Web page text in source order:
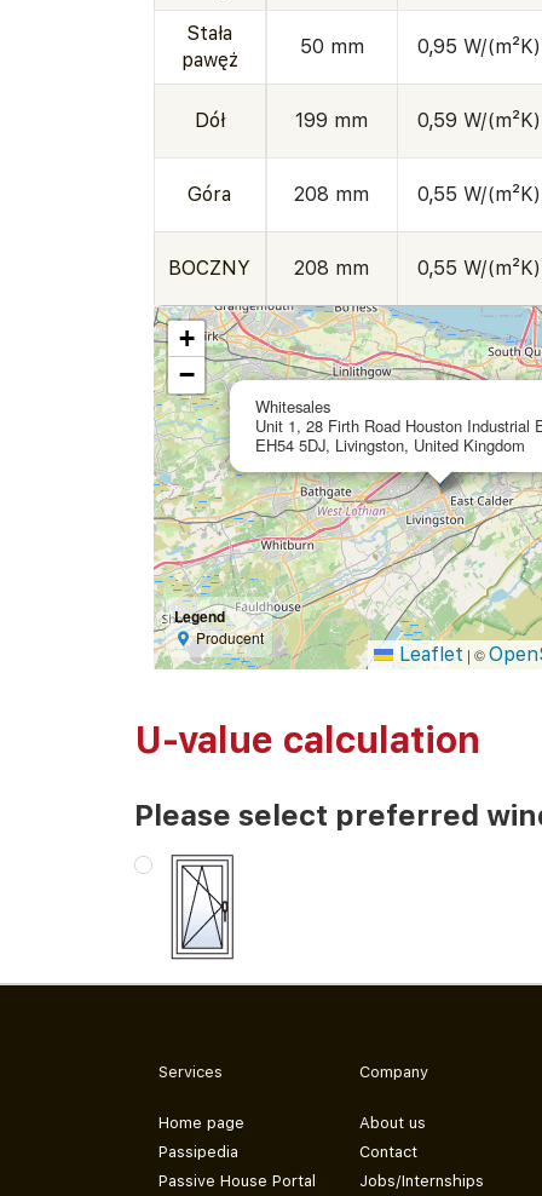
Stała
pawęż
50 mm 0,95 W/(m²K)
Dół 199 mm 0,59 W/(m²K)
Góra 208 mm 0,55 W/(m²K)
BOCZNY 208 mm 0,55 W/(m²K)
Whitesales
Unit 1, 28 Firth Road Houston Industrial
EH54 5DJ, Livingston, United Kingdom
+
−
Legend
Producent
Leaflet | ©
U-value calculation
Please select preferred
Services
Home page
Passipedia
Passive House Portal
Company
About us
Contact
Jobs/Internships